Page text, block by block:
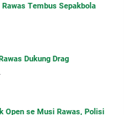
Tembus Sepakbola
Dukung Drag
Open se Musi Rawas, Polisi